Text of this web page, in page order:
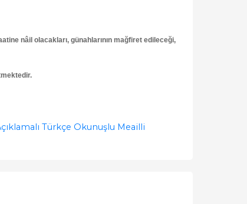
nâil olacakları, günahlarının mağfiret edileceği,
Türkçe Okunuşlu Meailli